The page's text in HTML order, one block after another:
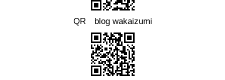
QR blog wakaizumi